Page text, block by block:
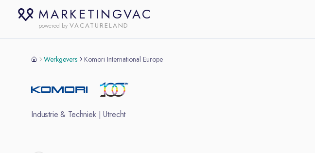
MARKETINGVAC
powered by VACATURELAND
Werkgevers Komori International Europe
Industrie & Techniek|Utrecht